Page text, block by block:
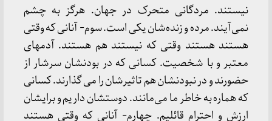
نیستند. مردگانی متحرک در جهان. هرگز به چشم
نمی‌آیند. مرده و زنده‌شان یکی است. سوم- آنانی که وقتی
هستند هستند وقتی که نیستند هم هستند. آدمهای
معتبر و با شخصیت. کسانی که در بودنشان سرشار از
حضورند و در نبودنشان هم تاثیرشان را می گذارند. کسانی
که هماره به خاطر ما می‌مانند. دوستشان داریم و برایشان
ارزش و احترام قائلیم. چهارم- آنانی که وقتی هستند